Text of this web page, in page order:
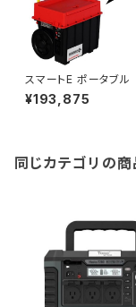
スマートE ポータブ
00(0009162)
¥193,875
同じカテゴリの商